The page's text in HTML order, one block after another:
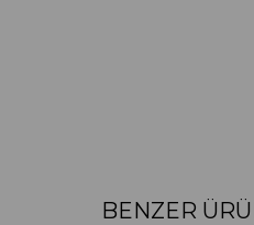
BENZER